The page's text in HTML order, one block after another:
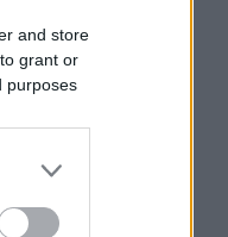
and store
grant or
purposes